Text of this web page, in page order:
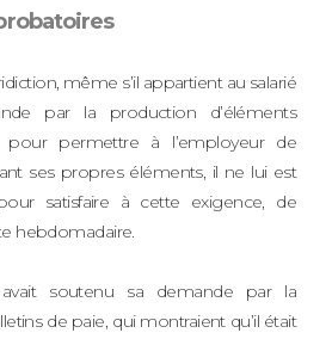
même s’il appartient au salarié
par la production d’éléments
pour permettre à l’employeur de
ses propres éléments, il ne lui est
satisfaire à cette exigence, de
hebdomadaire.
soutenu sa demande par la
de paie, qui montraient qu’il était